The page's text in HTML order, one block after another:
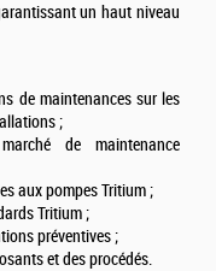
un haut niveau
de maintenances sur les
;
de maintenance
aux pompes Tritium ;
Tritium ;
préventives ;
et des procédés.